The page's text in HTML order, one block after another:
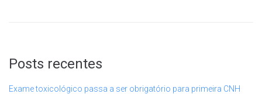
Posts recentes
Exame toxicológico passa a ser obrigatório para primeira CNH